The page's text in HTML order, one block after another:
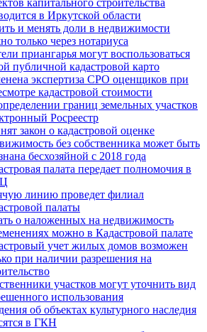
в Иркутской области
и менять доли в недвижимости
только через нотариуса
приангарья могут воспользоваться
публичной кадастровой карто
экспертиза СРО оценщиков при
кадастровой стоимости
границ земельных участков
Росреестр
закон о кадастровой оценке
без собственника может быть
бесхозяйной с 2018 года
палата передает полномочия в
линию проведет филиал
палаты
о наложенных на недвижимость
можно в Кадастровой палате
учет жилых домов возможен
при наличии разрешения на
участков могут уточнить вид
использования
об объектах культурного наследия
в ГКН